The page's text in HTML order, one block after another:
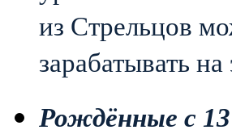
из Стрельцов
зарабатывать на
Рождённые с 13